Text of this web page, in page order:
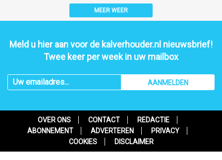
MEER WEER
Meld u hier aan voor de kalverhouder.nl nieuwsbrief!
Twee keer per week in uw mailbox
AANMELDEN
OVER ONS CONTACT
REDACTIE
ABONNEMENT
ADVERTEREN
PRIVACY
COOKIES
DISCLAIMER